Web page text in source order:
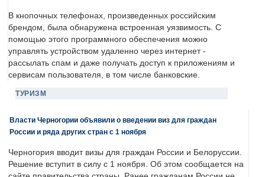
В кнопочных телефонах, произведенных российским
брендом, была обнаружена встроенная уязвимость. С
помощью этого программного обеспечения можно
управлять устройством удаленно через интернет -
рассылать спам и даже получать доступ к приложениям и
сервисам пользователя, в том числе банковские.
ТУРИЗМ
Власти Черногории объявили о введении виз для граждан
России и ряда других стран с 1 ноября
Черногория вводит визы для граждан России и Белоруссии.
Решение вступит в силу с 1 ноября. Об этом сообщается на